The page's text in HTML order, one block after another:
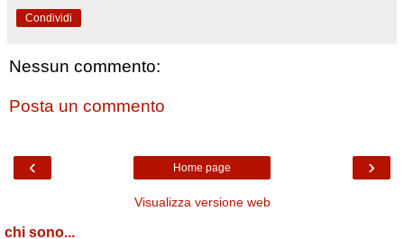
Condividi
Nessun commento:
Posta un commento
‹ ›
Home page
Visualizza versione web
chi sono...